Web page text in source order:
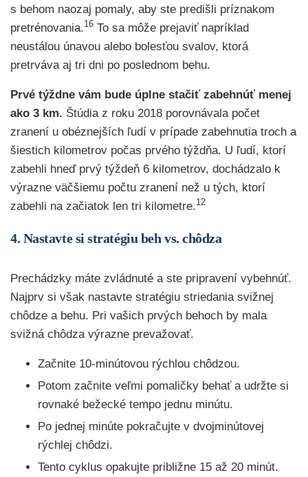
s behom naozaj pomaly, aby ste predišli príznakom
pretrénovania.16 To sa môže prejaviť napríklad
neustálou únavou alebo bolesťou svalov, ktorá
pretrváva aj tri dni po poslednom behu.
Prvé týždne vám bude úplne stačiť zabehnúť menej
ako 3 km. Štúdia z roku 2018 porovnávala počet
zranení u obéznejších ľudí v prípade zabehnutia troch a
šiestich kilometrov počas prvého týždňa. U ľudí, ktorí
zabehli hneď prvý týždeň 6 kilometrov, dochádzalo k
výrazne väčšiemu počtu zranení než u tých, ktorí
zabehli na začiatok len tri kilometre.12
4. Nastavte si stratégiu beh vs. chôdza
Prechádzky máte zvládnuté a ste pripravení vybehnúť.
Najprv si však nastavte stratégiu striedania svižnej
chôdze a behu. Pri vašich prvých behoch by mala
svižná chôdza výrazne prevažovať.
Začnite 10-minútovou rýchlou chôdzou.
Potom začnite veľmi pomaličky behať a udržte si
rovnaké bežecké tempo jednu minútu.
Po jednej minúte pokračujte v dvojminútovej
rýchlej chôdzi.
Tento cyklus opakujte približne 15 až 20 minút.